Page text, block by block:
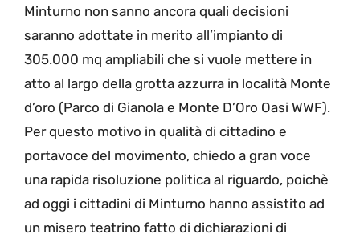
Minturno non sanno ancora quali decisioni
saranno adottate in merito all’impianto di
305.000 mq ampliabili che si vuole mettere in
atto al largo della grotta azzurra in località Monte
d’oro (Parco di Gianola e Monte D’Oro Oasi WWF).
Per questo motivo in qualità di cittadino e
portavoce del movimento, chiedo a gran voce
una rapida risoluzione politica al riguardo, poichè
ad oggi i cittadini di Minturno hanno assistito ad
un misero teatrino fatto di dichiarazioni di